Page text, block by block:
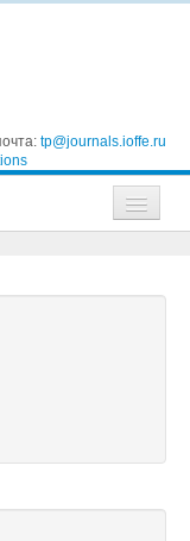
tp@journals.ioffe.ru